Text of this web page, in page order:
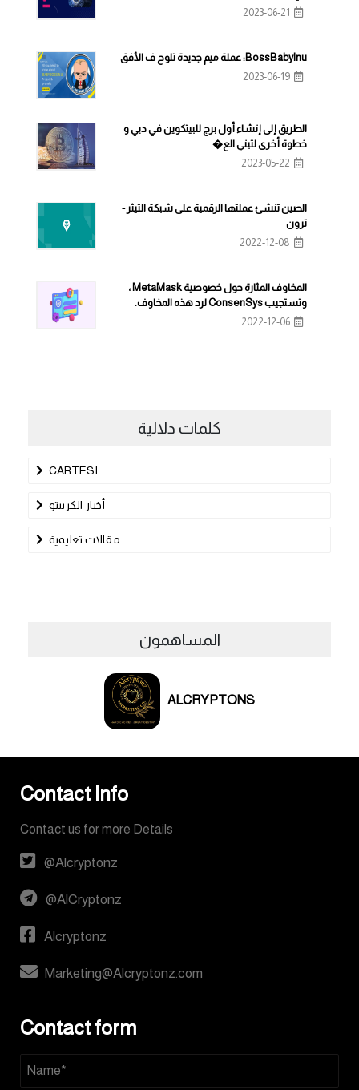
2023-06-21
BossBabyInu: عملة ميم جديدة تلوح ف الأفق
2023-06-19
الطريق إلى إنشاء أول برج للبيتكوين في دبي و
خطوة أخرى لتبني الع�
2023-05-22
الصين تنشئ عملتها الرقمية على شبكة التيثر -
ترون
2022-12-08
المخاوف المثارة حول خصوصية MetaMask ،
وتستجيب ConsenSys لرد هذه المخاوف.
2022-12-06
كلمات دلالية
CARTESI
أخبار الكريبتو
مقالات تعليمية
المساهمون
ALCRYPTONS
Contact Info
Contact us for more Details
@Alcryptonz
@AlCryptonz
Alcryptonz
Marketing@Alcryptonz.com
Contact form